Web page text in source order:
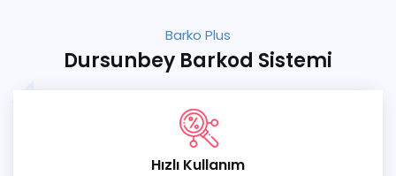
Barko Plus
Dursunbey Barkod Sistemi
Hızlı Kullanım